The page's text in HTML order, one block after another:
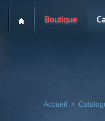
Boutique
Accueil >